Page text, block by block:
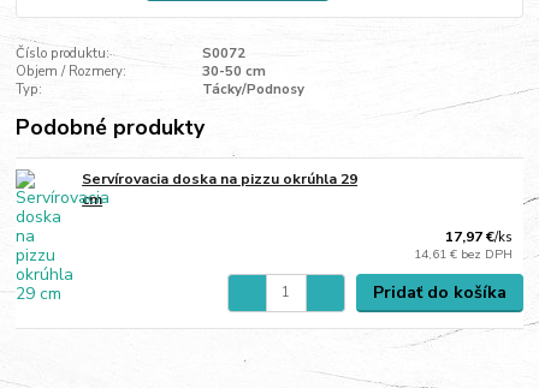
Číslo produktu:
S0072
Objem / Rozmery:
30-50 cm
Typ:
Tácky/Podnosy
Podobné produkty
Servírovacia doska na pizzu okrúhla 29
cm
17,97 €/ks
14,61 € bez DPH
Pridať do košíka